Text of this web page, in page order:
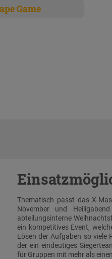
Game
Thematisch passt das X-
November und
abteilungsinterne
ein kompetitives Event,
Lösen der Aufgaben so viele
der ein eindeutiges
für Gruppen mit mehr als